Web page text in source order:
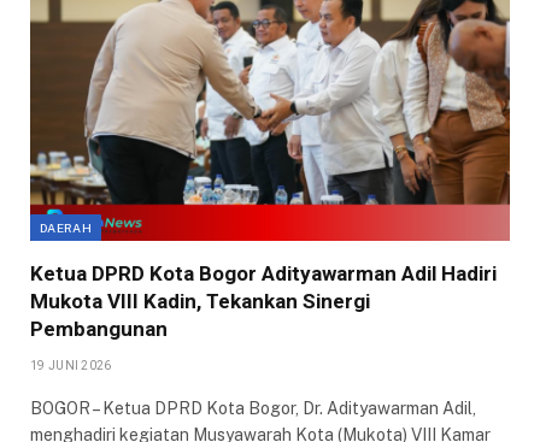
DAERAH
Ketua DPRD Kota Bogor Adityawarman Adil Hadiri
Mukota VIII Kadin, Tekankan Sinergi
Pembangunan
19 JUNI 2026
​BOGOR – Ketua DPRD Kota Bogor, Dr. Adityawarman Adil,
menghadiri kegiatan Musyawarah Kota (Mukota) VIII Kamar